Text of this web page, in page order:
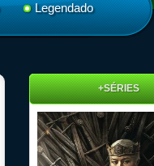
Legendado
+SÉRIES